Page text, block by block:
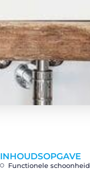
INHOUDSOPGAVE
Functionele schoonheid